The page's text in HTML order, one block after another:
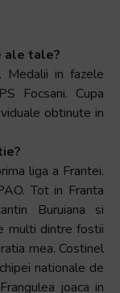
ale tale?
Medalii in fazele
Focsani. Cupa
obtinute in
liga a Frantei.
Tot in Franta
Buruiana si
multi dintre fostii
mea. Costinel
nationale de
joaca in